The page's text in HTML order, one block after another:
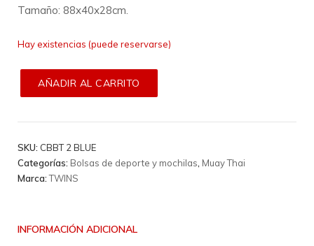
Tamaño: 88x40x28cm.
Hay existencias (puede reservarse)
AÑADIR AL CARRITO
SKU: CBBT 2 BLUE
Categorías: Bolsas de deporte y mochilas Muay Thai
Marca:TWINS
INFORMACIÓN ADICIONAL